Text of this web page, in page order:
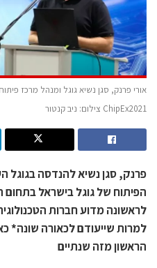
אורי פרנק, סגן נשיא גוגל ומנהל מרכז
ChipEx2021 צילום: ניב קנטור
פרנק, סגן נשיא להנדסה בגוגל
הפיתוח של גוגל בישראל
לראשונה מדוע חברות
למרות שייעודם לכאורה שונה*
הראשון מזה שנתיים